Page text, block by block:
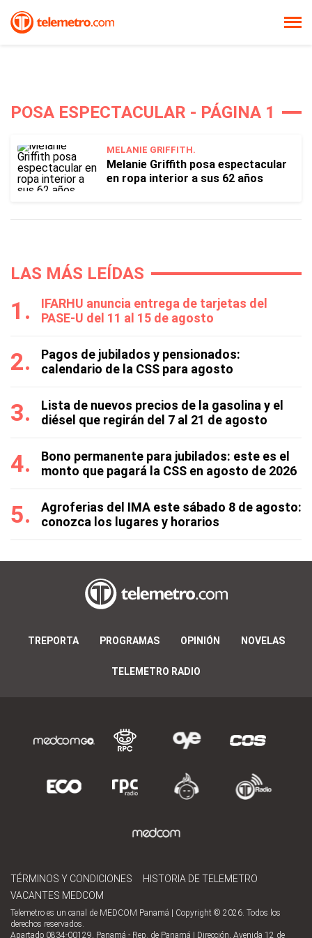
POSA ESPECTACULAR - PÁGINA 1
MELANIE GRIFFITH.
Melanie Griffith posa espectacular
en ropa interior a sus 62 años
LAS MÁS LEÍDAS
IFARHU anuncia entrega de tarjetas del
PASE-U del 11 al 15 de agosto
Pagos de jubilados y pensionados:
calendario de la CSS para agosto
Lista de nuevos precios de la gasolina y el
diésel que regirán del 7 al 21 de agosto
Bono permanente para jubilados: este es el
monto que pagará la CSS en agosto de 2026
Agroferias del IMA este sábado 8 de agosto:
conozca los lugares y horarios
TREPORTA PROGRAMAS OPINIÓN NOVELAS
TELEMETRO RADIO
TÉRMINOS Y CONDICIONES
HISTORIA DE TELEMETRO
VACANTES MEDCOM
Telemetro es un canal de MEDCOM Panamá | Copyright © 2026. Todos los
derechos reservados.
Apartado 0834-00129, Panamá - Rep. de Panamá | Dirección, Avenida 12 de